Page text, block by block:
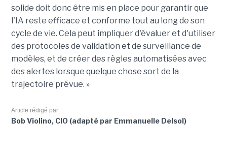
solide doit donc être mis en place pour garantir que
l'IA reste efficace et conforme tout au long de son
cycle de vie. Cela peut impliquer d'évaluer et d'utiliser
des protocoles de validation et de surveillance de
modèles, et de créer des règles automatisées avec
des alertes lorsque quelque chose sort de la
trajectoire prévue. »
Article rédigé par
Bob Violino, CIO (adapté par Emmanuelle Delsol)